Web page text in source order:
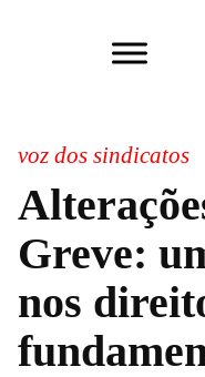
voz dos sindicatos
Greve:
nos